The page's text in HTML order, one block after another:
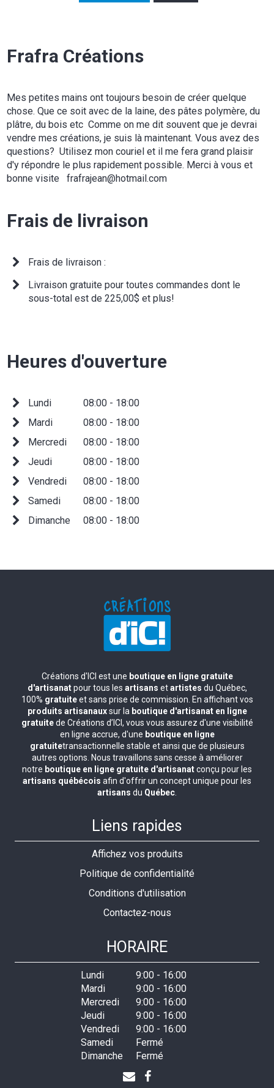
Frafra Créations
Mes petites mains ont toujours besoin de créer quelque
chose. Que ce soit avec de la laine, des pâtes polymère, du
plâtre, du bois etc Comme on me dit souvent que je devrai
vendre mes créations, je suis là maintenant. Vous avez des
questions? Utilisez mon couriel et il me fera grand plaisir
d'y répondre le plus rapidement possible. Merci à vous et
bonne visite frafrajean@hotmail.com
Frais de livraison
Frais de livraison :
Livraison gratuite pour toutes commandes dont le
sous-total est de 225,00$ et plus!
Heures d'ouverture
Lundi
08:00 - 18:00
Mardi
08:00 - 18:00
Mercredi
08:00 - 18:00
Jeudi
08:00 - 18:00
Vendredi
08:00 - 18:00
Samedi
08:00 - 18:00
Dimanche
08:00 - 18:00
Créations d'ICI est une boutique en ligne gratuite
d'artisanatpour tous les artisans etartistes du Québec,
100% gratuiteet sans prise de commission. En affichant vos
produits artisanauxsur la boutique d'artisanat en ligne
gratuitede Créations d’ICI, vous vous assurez d'une visibilité
en ligne accrue, d'une boutique en ligne
gratuitetransactionnelle stable et ainsi que de plusieurs
autres options. Nous travaillons sans cesse à améliorer
notre boutique en ligne gratuite d'artisanatconçu pour les
artisans québécois afin d'offrir un concept unique pour les
artisans du Québec
Liens rapides
Affichez vos produits
Politique de confidentialité
Conditions d'utilisation
Contactez-nous
HORAIRE
Lundi 9:00- 16:00
Mardi
9:00- 16:00
Mercredi
9:00- 16:00
Jeudi
9:00- 16:00
Vendredi
9:00- 16:00
Samedi
Fermé
Dimanche
Fermé